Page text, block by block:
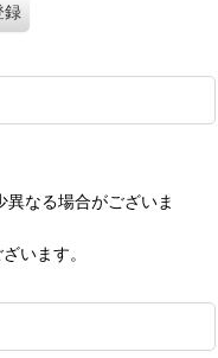
録
なる場合がございま
います。